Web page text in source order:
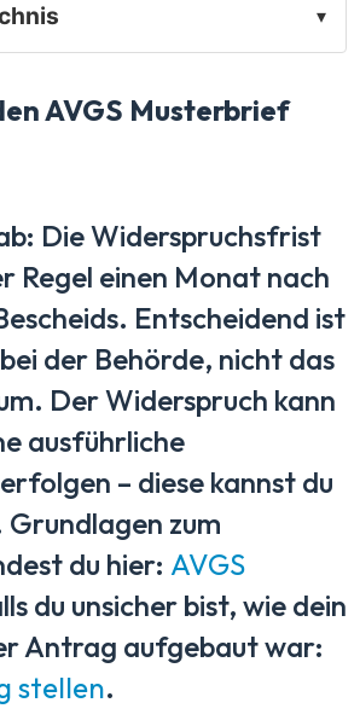
▾
AVGS Musterbrief
Die Widerspruchsfrist
Regel einen Monat nach
Entscheidend ist
der Behörde, nicht das
Der Widerspruch kann
ausführliche
– diese kannst du
zum
du hier: AVGS
du unsicher bist, wie dein
Antrag aufgebaut war:
stellen.